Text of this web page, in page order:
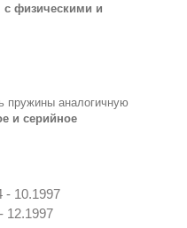
с физическими и
пружины аналогичную
и серийное
- 10.1997
12.1997